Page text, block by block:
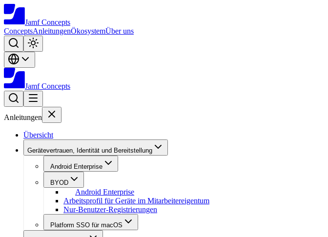
Jamf Concepts
ConceptsAnleitungenÖkosystemÜber uns
Jamf Concepts
Anleitungen
Übersicht
Gerätevertrauen, Identität und Bereitstellung
Android Enterprise
BYOD
Android Enterprise
Arbeitsprofil für Geräte im Mitarbeitereigentum
Nur-Benutzer-Registrierungen
Platform SSO für macOS